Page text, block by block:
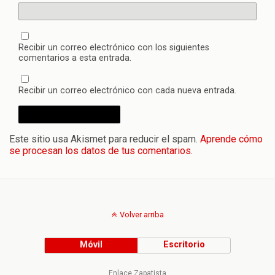
Recibir un correo electrónico con los siguientes
comentarios a esta entrada.
Recibir un correo electrónico con cada nueva entrada.
Este sitio usa Akismet para reducir el spam. Aprende cómo
se procesan los datos de tus comentarios.
Volver arriba
Móvil Escritorio
Enlace Zapatista